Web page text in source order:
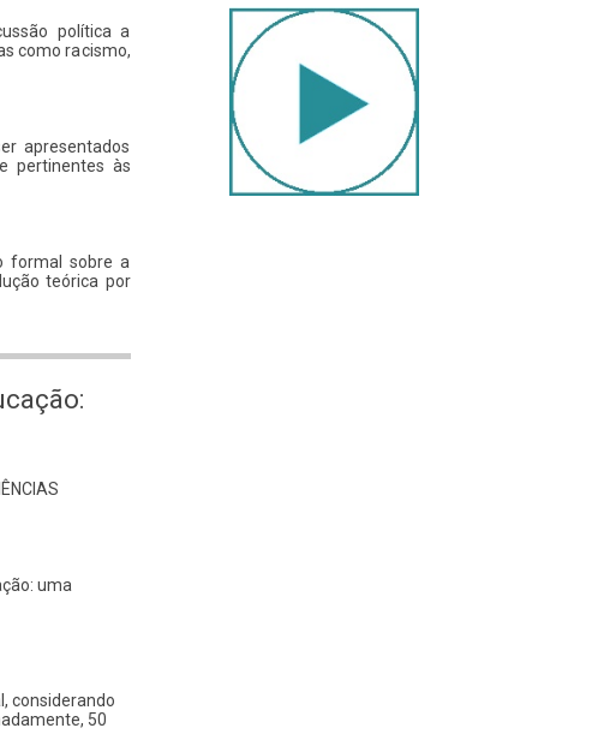
política a
como racismo,
apresentados
pertinentes às
formal sobre a
teórica por
uma
considerando
50